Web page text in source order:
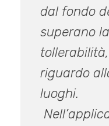
dal fondo
superano
riguardo
luoghi.